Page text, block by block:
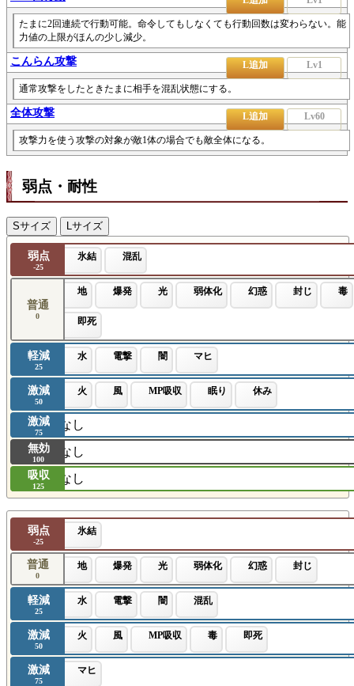
たまに2回連続で行動可能。命令してもしなくても行動回数は変わらない。能
力値の上限がほんの少し減少。
こんらん攻撃 L追加 Lv1
通常攻撃をしたときたまに相手を混乱状態にする。
全体攻撃 L追加 Lv60
攻撃力を使う攻撃の対象が敵1体の場合でも敵全体になる。
弱点・耐性
Sサイズ Lサイズ
弱点
-25
氷結 混乱
普通
0
地 爆発 光 弱体化 幻惑 封じ 毒
即死
軽減
25
水 電撃 闇 マヒ
激減
50
火 風 MP吸収 眠り 休み
激減
75
なし
無効
100
なし
吸収
125
なし
弱点
-25
氷結
普通
0
地 爆発 光 弱体化 幻惑 封じ
軽減
25
水 電撃 闇 混乱
激減
50
火 風 MP吸収 毒 即死
激減
75
マヒ